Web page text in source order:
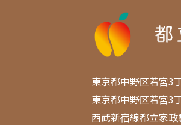
東京都中野区若宮3
東京都中野区若宮3
西武新宿線都立家政